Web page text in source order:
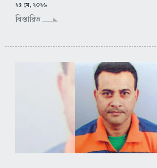
২৫ মে, ২০২৬
বিস্তারিত